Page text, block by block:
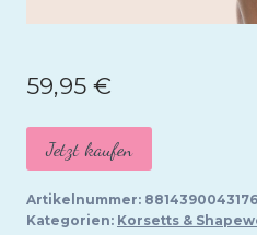
59,95 €
Jetzt kaufen
Artikelnummer:
Kategorien: Korsetts &